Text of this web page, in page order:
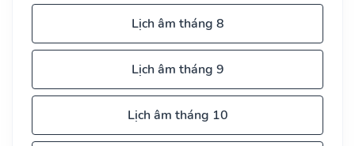
Lịch âm tháng 8
Lịch âm tháng 9
Lịch âm tháng 10